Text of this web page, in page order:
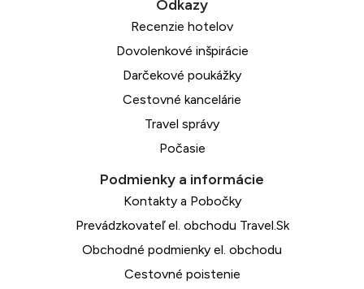
Recenzie hotelov
Dovolenkové inšpirácie
Darčekové poukážky
Cestovné kancelárie
Travel správy
Počasie
Kontakty a Pobočky
Prevádzkovateľ el. obchodu Travel.Sk
Obchodné podmienky el. obchodu
Cestovné poistenie